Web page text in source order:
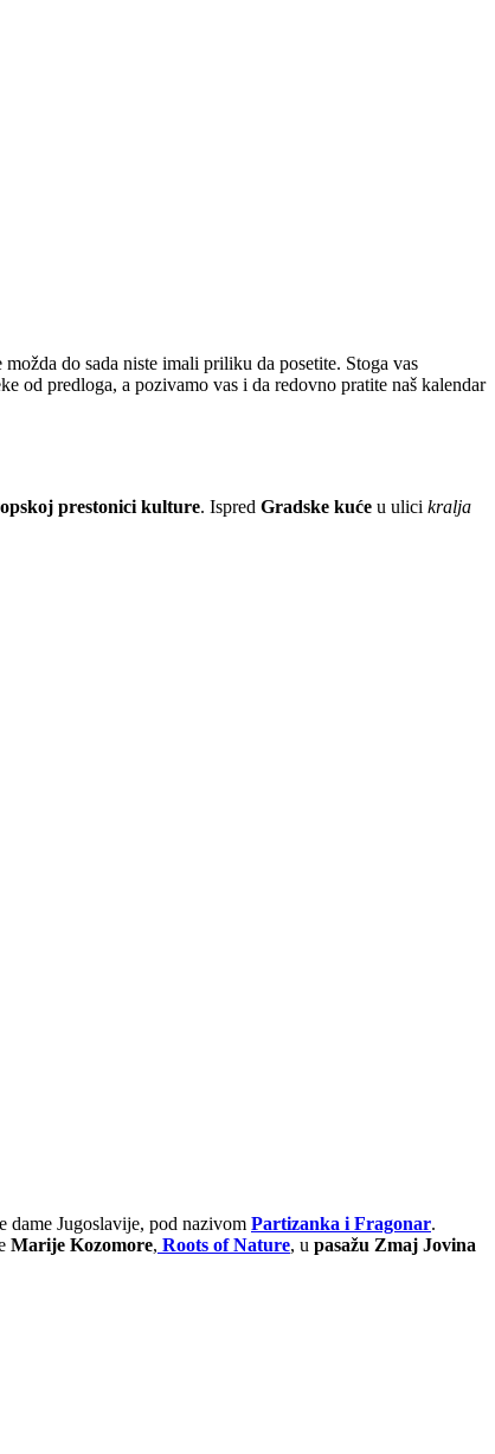
možda do sada niste imali priliku da posetite. Stoga vas
od predloga, a pozivamo vas i da redovno pratite naš kalendar
prestonici kulture. Ispred Gradske kuće u ulici kralja
dame Jugoslavije, pod nazivom Partizanka i Fragonar.
Marije Kozomore, Roots of Nature, u pasažu Zmaj Jovina